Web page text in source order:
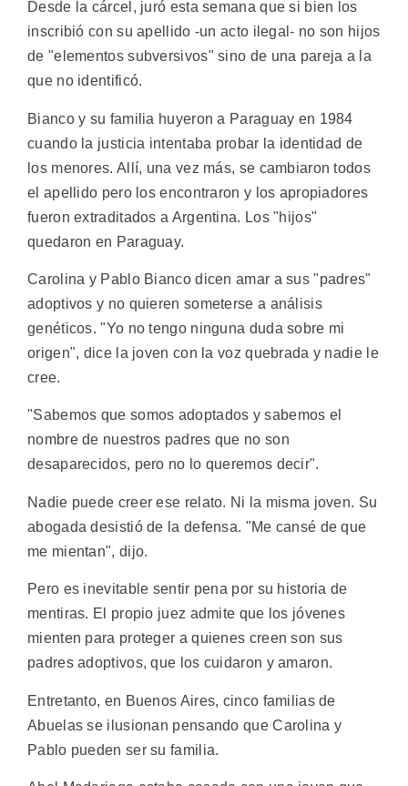
Desde la cárcel, juró esta semana que si bien los
inscribió con su apellido -un acto ilegal- no son hijos
de "elementos subversivos" sino de una pareja a la
que no identificó.
Bianco y su familia huyeron a Paraguay en 1984
cuando la justicia intentaba probar la identidad de
los menores. Allí, una vez más, se cambiaron todos
el apellido pero los encontraron y los apropiadores
fueron extraditados a Argentina. Los "hijos"
quedaron en Paraguay.
Carolina y Pablo Bianco dicen amar a sus "padres"
adoptivos y no quieren someterse a análisis
genéticos. "Yo no tengo ninguna duda sobre mi
origen", dice la joven con la voz quebrada y nadie le
cree.
"Sabemos que somos adoptados y sabemos el
nombre de nuestros padres que no son
desaparecidos, pero no lo queremos decir".
Nadie puede creer ese relato. Ni la misma joven. Su
abogada desistió de la defensa. "Me cansé de que
me mientan", dijo.
Pero es inevitable sentir pena por su historia de
mentiras. El propio juez admite que los jóvenes
mienten para proteger a quienes creen son sus
padres adoptivos, que los cuidaron y amaron.
Entretanto, en Buenos Aires, cinco familias de
Abuelas se ilusionan pensando que Carolina y
Pablo pueden ser su familia.